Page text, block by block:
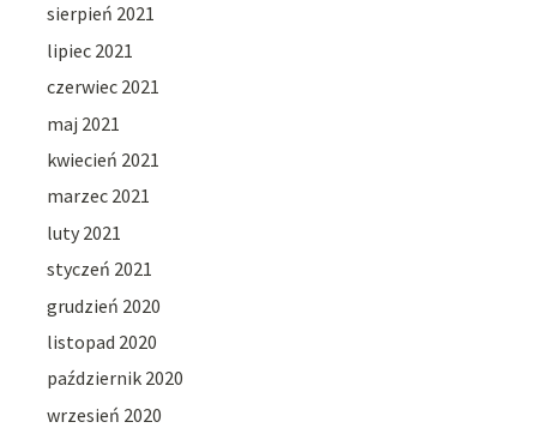
sierpień 2021
lipiec 2021
czerwiec 2021
maj 2021
kwiecień 2021
marzec 2021
luty 2021
styczeń 2021
grudzień 2020
listopad 2020
październik 2020
wrzesień 2020